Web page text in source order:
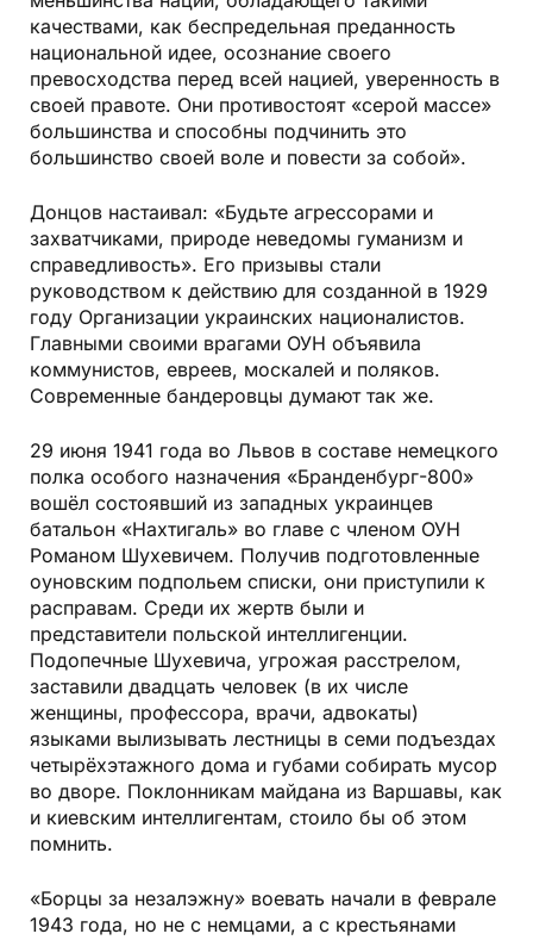
качествами, как беспредельная преданность
национальной идее, осознание своего
превосходства перед всей нацией, уверенность в
своей правоте. Они противостоят «серой массе»
большинства и способны подчинить это
большинство своей воле и повести за собой».
Донцов настаивал: «Будьте агрессорами и
захватчиками, природе неведомы гуманизм и
справедливость». Его призывы стали
руководством к действию для созданной в 1929
году Организации украинских националистов.
Главными своими врагами ОУН объявила
коммунистов, евреев, москалей и поляков.
Современные бандеровцы думают так же.
29 июня 1941 года во Львов в составе немецкого
полка особого назначения «Бранденбург-800»
вошёл состоявший из западных украинцев
батальон «Нахтигаль» во главе с членом ОУН
Романом Шухевичем. Получив подготовленные
оуновским подпольем списки, они приступили к
расправам. Среди их жертв были и
представители польской интеллигенции.
Подопечные Шухевича, угрожая расстрелом,
заставили двадцать человек (в их числе
женщины, профессора, врачи, адвокаты)
языками вылизывать лестницы в семи подъездах
четырёхэтажного дома и губами собирать мусор
во дворе. Поклонникам майдана из Варшавы, как
и киевским интеллигентам, стоило бы об этом
помнить.
«Борцы за незалэжну» воевать начали в феврале
1943 года, но не с немцами, а с крестьянами